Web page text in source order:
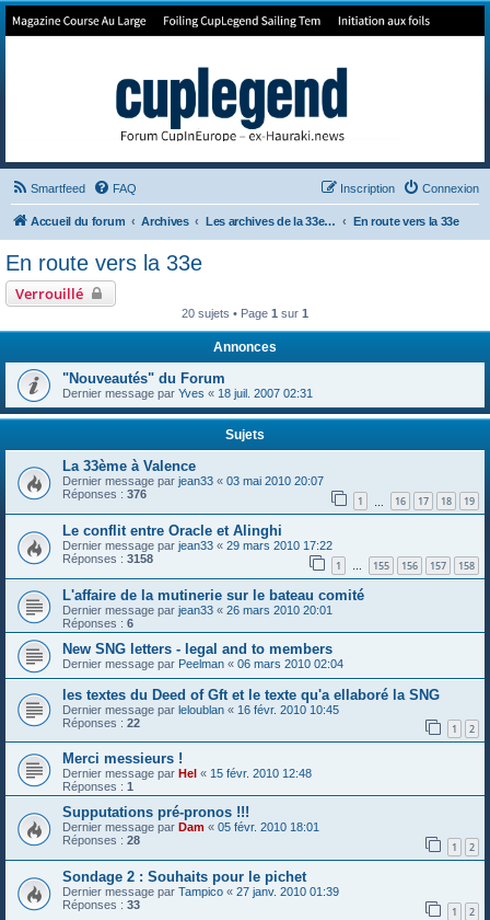
Forum de Cup In Europe
Smartfeed FAQ Connexion
Inscription
Accueil du forum Archives Les archives de la 33e America's Cup En route vers la 33e
En route vers la 33e
Verrouillé
20 sujets • Page 1 sur 1
Annonces
"Nouveautés" du Forum
Dernier message par Yves « 18 juil. 2007 02:31
Sujets
La 33ème à Valence
Dernier message par jean33 « 03 mai 2010 20:07
Réponses : 376 1 16 17 18 19
Le conflit entre Oracle et Alinghi
Dernier message par jean33 « 29 mars 2010 17:22
Réponses : 3158 1 … 155 156 157 158
L'affaire de la mutinerie sur le bateau comité
Dernier message par jean33 « 26 mars 2010 20:01
Réponses : 6
New SNG letters - legal and to members
Dernier message par Peelman « 06 mars 2010 02:04
les textes du Deed of Gft et le texte qu'a ellaboré la SNG
Dernier message par leloublan « 16 févr. 2010 10:45
Réponses : 22 1 2
Merci messieurs !
Dernier message par Hel « 15 févr. 2010 12:48
Réponses : 1
Supputations pré-pronos !!!
Dernier message par Dam « 05 févr. 2010 18:01
Réponses : 28 1 2
Sondage 2 : Souhaits pour le pichet
Dernier message par Tampico « 27 janv. 2010 01:39
Réponses : 33 1 2